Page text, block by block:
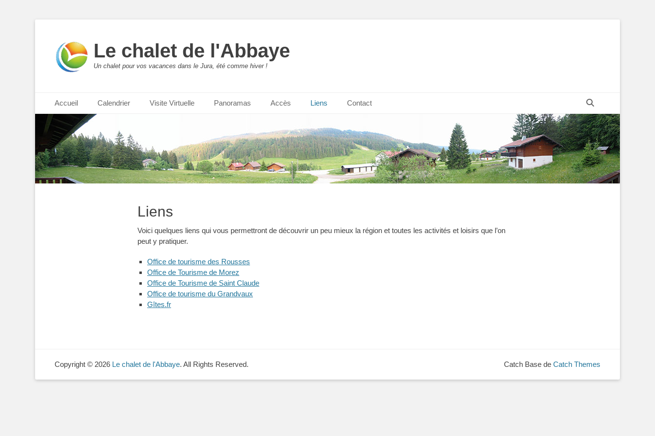
Le chalet de l'Abbaye
Un chalet pour vos vacances dans le Jura, été comme hiver !
Menu principal
contenu
Accueil Calendrier Visite Virtuelle Panoramas Accès Liens Contact
Liens
Voici quelques liens qui vous permettront de découvrir un peu mieux la région et toutes les activités et loisirs que l’on
peut y pratiquer.
Office de tourisme des Rousses
Office de Tourisme de Morez
Office de Tourisme de Saint Claude
Office de tourisme du Grandvaux
Gîtes.fr
Copyright © 2026 Le chalet de l'Abbaye. All Rights Reserved. Catch Base de Catch Themes